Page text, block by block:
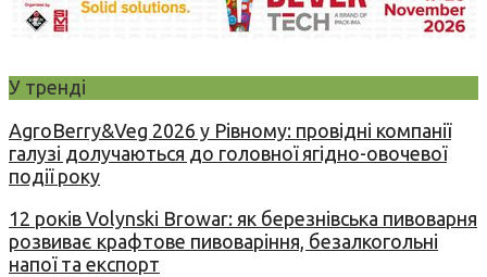
У тренді
AgroBerry&Veg 2026 у Рівному: провідні компанії
галузі долучаються до головної ягідно-овочевої
події року
12 років Volynski Browar: як березнівська пивоварня
розвиває крафтове пивоваріння, безалкогольні
напої та експорт